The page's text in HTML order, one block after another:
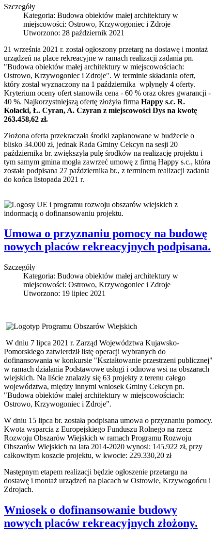
Szczegóły
Kategoria: Budowa obiektów małej architektury w
miejscowości: Ostrowo, Krzywogoniec i Zdroje
Utworzono: 28 październik 2021
21 września 2021 r. został ogłoszony przetarg na dostawę i montaż
urządzeń na place rekreacyjne w ramach realizacji zadania pn.
"Budowa obiektów małej architektury w miejscowościach:
Ostrowo, Krzywogoniec i Zdroje". W terminie składania ofert,
który został wyznaczony na 1 października wpłynęły 4 oferty.
Kryterium oceny ofert stanowiła cena - 60 % oraz okres gwarancji -
40 %. Najkorzystniejszą ofertę złożyła firma Happy s.c. R.
Kołacki, Ł. Cyran, A. Czyran z miejscowości Dys na kwotę
263.458,62 zł.
Złożona oferta przekraczała środki zaplanowane w budżecie o
blisko 34.000 zł, jednak Rada Gminy Cekcyn na sesji 20
października br. zwiększyła pulę środków na realizację projektu i
tym samym gmina mogła zawrzeć umowę z firmą Happy s.c., która
została podpisana 27 października br., z terminem realizacji zadania
do końca listopada 2021 r.
Umowa o przyznaniu pomocy na budowę
nowych placów rekreacyjnych podpisana.
Szczegóły
Kategoria: Budowa obiektów małej architektury w
miejscowości: Ostrowo, Krzywogoniec i Zdroje
Utworzono: 19 lipiec 2021
W dniu 7 lipca 2021 r. Zarząd Województwa Kujawsko-
Pomorskiego zatwierdził listę operacji wybranych do
dofinansowania w konkursie "Kształtowanie przestrzeni publicznej"
w ramach działania Podstawowe usługi i odnowa wsi na obszarach
wiejskich. Na liście znalazły się 63 projekty z terenu całego
województwa, między innymi wniosek Gminy Cekcyn pn.
"Budowa obiektów małej architektury w miejscowościach:
Ostrowo, Krzywogoniec i Zdroje".
W dniu 15 lipca br. została podpisana umowa o przyznaniu pomocy.
Kwota wsparcia z Europejskiego Funduszu Rolnego na rzecz
Rozwoju Obszarów Wiejskich w ramach Programu Rozwoju
Obszarów Wiejskich na lata 2014-2020 wynosi: 145.922 zł, przy
całkowitym koszcie projektu, w kwocie: 229.330,20 zł
Następnym etapem realizacji będzie ogłoszenie przetargu na
dostawę i montaż urządzeń na placach w Ostrowie, Krzywogońcu i
Zdrojach.
Wniosek o dofinansowanie budowy
nowych placów rekreacyjnych złożony.